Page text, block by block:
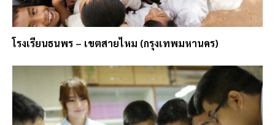
โรงเรียนธนพร – เขตสายไหม (กรุงเทพมหานคร)